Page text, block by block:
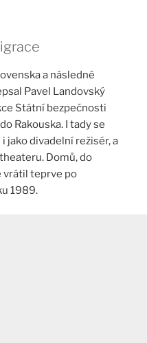
a následné
Pavel Landovský
Státní bezpečnosti
Rakouska. I tady se
jako divadelní režisér, a
Domů, do
vrátil teprve po
1989.